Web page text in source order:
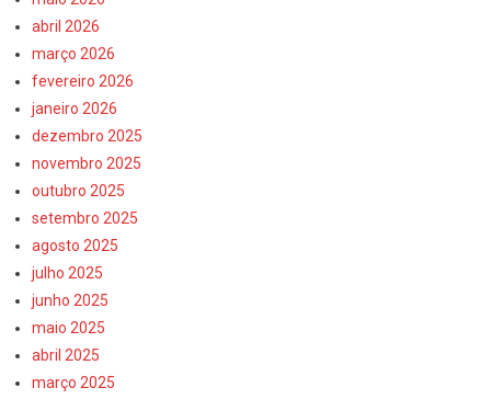
abril 2026
março 2026
fevereiro 2026
janeiro 2026
dezembro 2025
novembro 2025
outubro 2025
setembro 2025
agosto 2025
julho 2025
junho 2025
maio 2025
abril 2025
março 2025